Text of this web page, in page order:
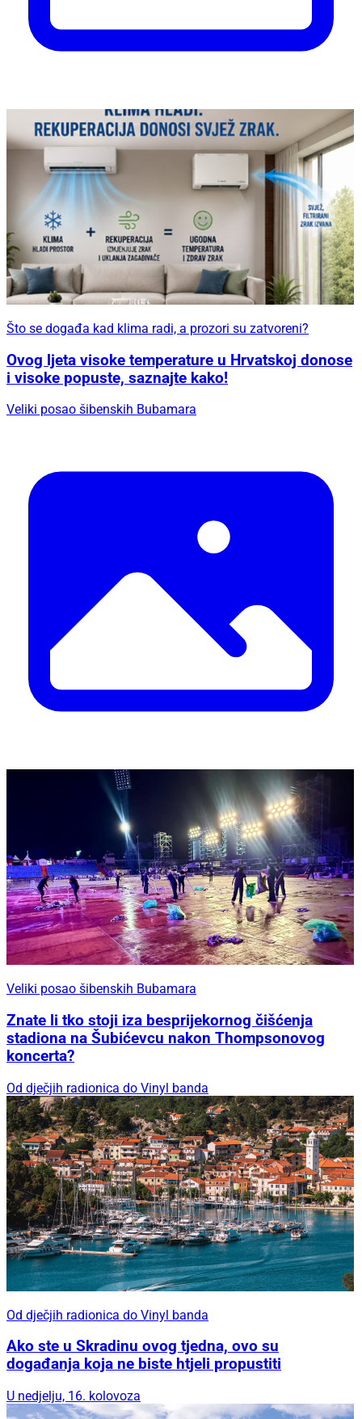
Što se događa kad klima radi, a prozori su zatvoreni?
Ovog ljeta visoke temperature u Hrvatskoj donose
i visoke popuste, saznajte kako!
Veliki posao šibenskih Bubamara
Veliki posao šibenskih Bubamara
Znate li tko stoji iza besprijekornog čišćenja
stadiona na Šubićevcu nakon Thompsonovog
koncerta?
Od dječjih radionica do Vinyl banda
Od dječjih radionica do Vinyl banda
Ako ste u Skradinu ovog tjedna, ovo su
događanja koja ne biste htjeli propustiti
U nedjelju, 16. kolovoza